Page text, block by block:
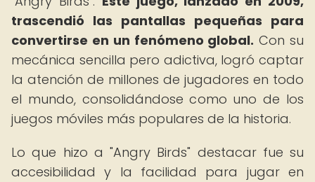
trascendió las pantallas pequeñas para
convertirse en un fenómeno global. Con su
mecánica sencilla pero adictiva, logró captar
la atención de millones de jugadores en todo
el mundo, consolidándose como uno de los
juegos móviles más populares de la historia.
Lo que hizo a "Angry Birds" destacar fue su
accesibilidad y la facilidad para jugar en